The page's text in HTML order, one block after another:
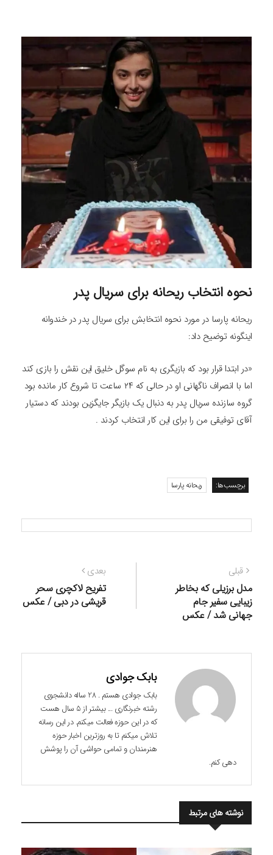
نحوه انتخاب ریحانه برای سریال پدر
ریحانه پارسا در مورد نحوه انتخابش برای سریال پدر در خندوانه
اینگونه توضیح داد:
«در ابتدا قرار بود که بازیگری به نام سوگل خلیق این نقش را بازی کند
اما با انصراف ناگهانی او در حالی که ۲۴ ساعت تا شروع کار مانده بود
گروه سازنده سریال پدر به دنبال یک بازیگر جایگزین بودند که دستیار
آقای توفیقی من را برای این کار انتخاب کردند .
برچسب‌ها: ریحانه پارسا
راهبری
نوشته
قبلی
قبلی:
مدل برزیلی که بخاطر
زیبایی سفیر جام
جهانی شد / عکس
بعدی
بعدی:
تفریح لاکچری سحر
قریشی در دبی / عکس
بابک جوادی
بابک جوادی هستم . 28 ساله دانشجوی
رشته خبرنگاری ... بیشتر از 5 سال هست
که در این حوزه فعالت میکنم. در این رسانه
تلاش میکنم تا به روزترین اخبار حوزه
هنرمندان و تمامی حواشی آن را پوشش
دهی کنم.
نوشته های مرتبط